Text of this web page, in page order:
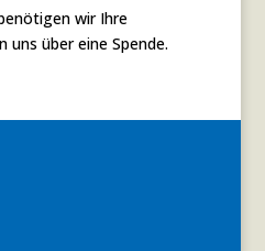
wir Ihre
über eine Spende.